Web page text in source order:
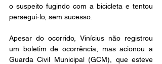
o suspeito fugindo com a bicicleta e tentou
persegui-lo, sem sucesso.
Apesar do ocorrido, Vinícius não registrou
um boletim de ocorrência, mas acionou a
Guarda Civil Municipal (GCM), que esteve